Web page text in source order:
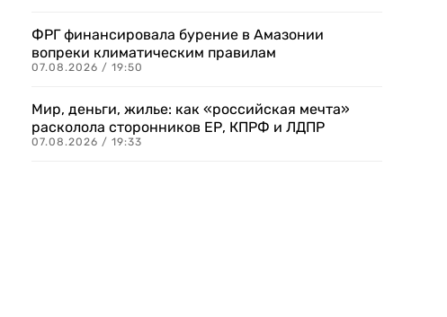
ФРГ финансировала бурение в Амазонии
вопреки климатическим правилам
07.08.2026 / 19:50
Мир, деньги, жилье: как «российская мечта»
расколола сторонников ЕР, КПРФ и ЛДПР
07.08.2026 / 19:33